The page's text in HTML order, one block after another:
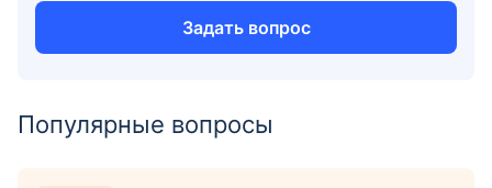
Задать вопрос
Популярные вопросы